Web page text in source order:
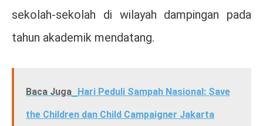
sekolah-sekolah di wilayah dampingan pada
tahun akademik mendatang.
Baca Juga Hari Peduli Sampah Nasional: Save
the Children dan Child Campaigner Jakarta